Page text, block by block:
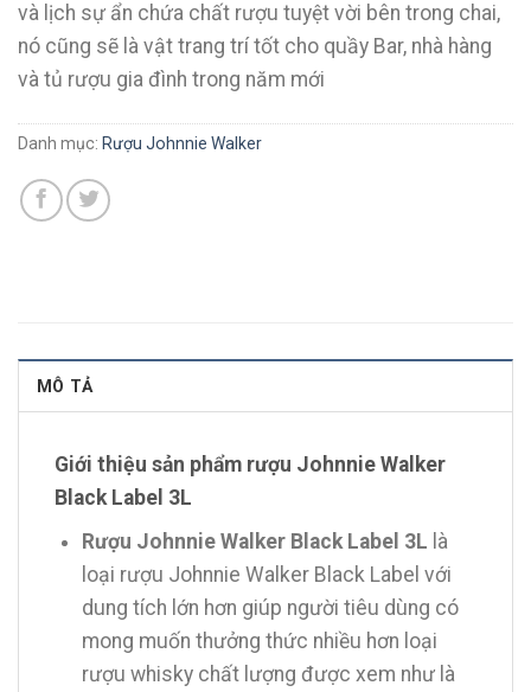
và lịch sự ẩn chứa chất rượu tuyệt vời bên trong chai,
nó cũng sẽ là vật trang trí tốt cho quầy Bar, nhà hàng
và tủ rượu gia đình trong năm mới
Danh mục: Rượu Johnnie Walker
MÔ TẢ
Giới thiệu sản phẩm rượu Johnnie Walker
Black Label 3L
Rượu Johnnie Walker Black Label 3L là
loại rượu Johnnie Walker Black Label với
dung tích lớn hơn giúp người tiêu dùng có
mong muốn thưởng thức nhiều hơn loại
rượu whisky chất lượng được xem như là